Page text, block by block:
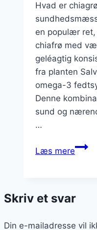
Hvad er
en populær
chiafrø med
geléagtig
fra planten
omega-3
Denne
sund og
…
Læs mere
hvid
Skriv et svar
Din e-mailadresse vil